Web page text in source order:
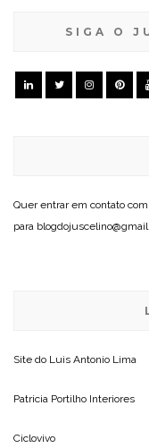
SIGA O
Quer entrar em contato
para
Site do Luis Antonio Lima
Patricia Portilho Interiores
Ciclovivo